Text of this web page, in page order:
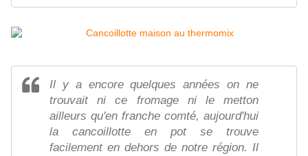
Il y a encore quelques années on ne
trouvait ni ce fromage ni le metton
ailleurs qu'en franche comté, aujourd'hui
la cancoillotte en pot se trouve
facilement en dehors de notre région. Il